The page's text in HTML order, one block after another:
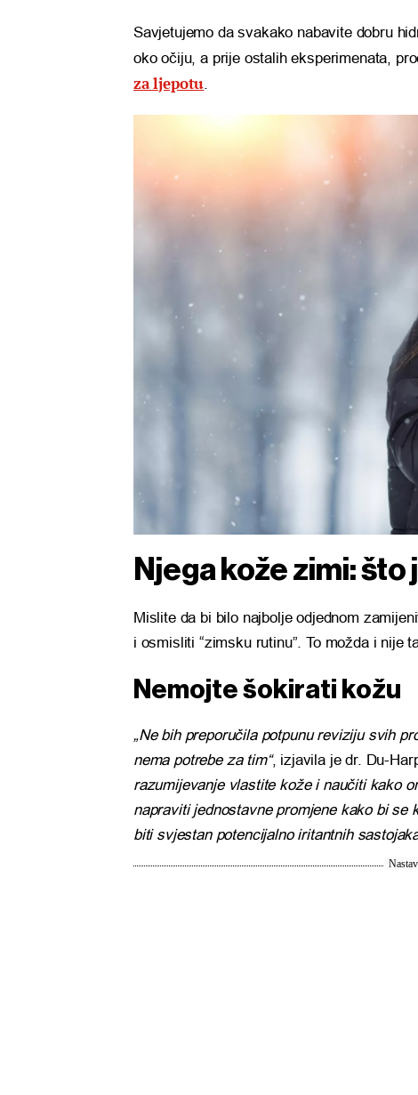
Savjetujemo da svakako nabavite dobru
oko očiju, a prije ostalih eksperimenata,
za ljepotu.
Njega kože zimi:
Mislite da bi bilo najbolje odjednom
i osmisliti “zimsku rutinu”. To možda i nije
Nemojte šokirati kožu
„Ne bih preporučila potpunu reviziju svih
nema potrebe za tim“, izjavila je dr. Du-
razumijevanje vlastite kože i naučiti kako
napraviti jednostavne promjene kako bi se
biti svjestan potencijalno iritantnih